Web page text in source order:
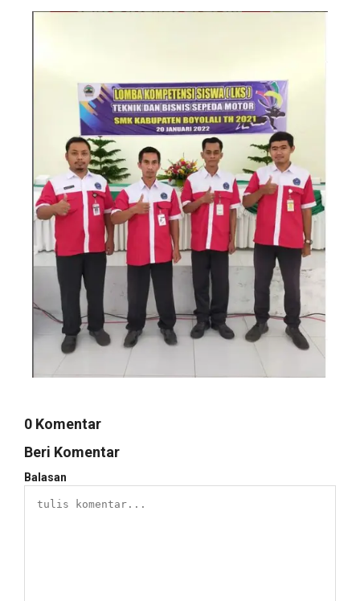
0 Komentar
Beri Komentar
Balasan